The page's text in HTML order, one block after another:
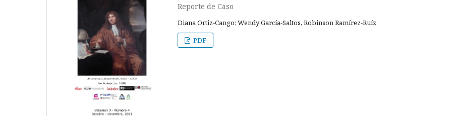
Reporte de Caso
Diana Ortiz-Cango; Wendy García-Saltos, Robinson Ramírez-Ruíz
PDF